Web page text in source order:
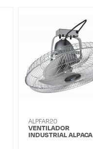
ALPFAR20
VENTILADOR
INDUSTRIAL ALPACA